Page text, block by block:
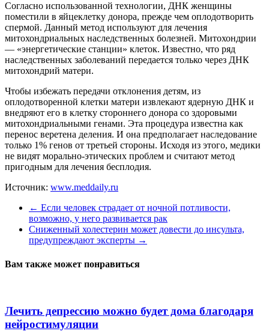
Согласно использованной технологии, ДНК женщины
поместили в яйцеклетку донора, прежде чем оплодотворить
спермой. Данный метод используют для лечения
митохондриальных наследственных болезней. Митохондрии
— «энергетические станции» клеток. Известно, что ряд
наследственных заболеваний передается только через ДНК
митохондрий матери.
Чтобы избежать передачи отклонения детям, из
оплодотворенной клетки матери извлекают ядерную ДНК и
внедряют его в клетку стороннего донора со здоровыми
митохондриальными генами. Эта процедура известна как
перенос веретена деления. И она предполагает наследование
только 1% генов от третьей стороны. Исходя из этого, медики
не видят морально-этических проблем и считают метод
пригодным для лечения бесплодия.
Источник: www.meddaily.ru
← Если человек страдает от ночной потливости,
возможно, у него развивается рак
Сниженный холестерин может довести до инсульта,
предупреждают эксперты →
Вам также может понравиться
Лечить депрессию можно будет дома благодаря
нейростимуляции